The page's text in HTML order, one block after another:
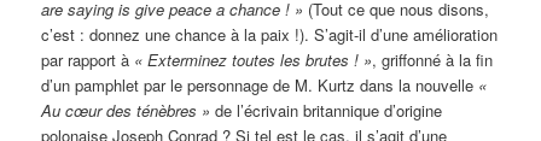
are saying is give peace a chance ! » (Tout ce que nous disons,
c’est : donnez une chance à la paix !). S’agit-il d’une amélioration
par rapport à « Exterminez toutes les brutes ! », griffonné à la fin
d’un pamphlet par le personnage de M. Kurtz dans la nouvelle «
Au cœur des ténèbres » de l’écrivain britannique d’origine
polonaise Joseph Conrad ? Si tel est le cas, il s’agit d’une